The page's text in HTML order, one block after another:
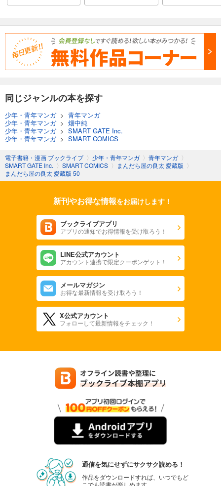
同じジャンルの本を探す
少年・青年マンガ> 青年マンガ
少年・青年マンガ> 畑中純
少年・青年マンガ> SMART GATE Inc.
少年・青年マンガ> SMART COMICS
電子書籍・漫画 ブックライブ 〉 少年・青年マンガ 〉 青年マンガ 〉
SMART GATE Inc. 〉 SMART COMICS 〉 まんだら屋の良太 愛蔵版 〉
まんだら屋の良太 愛蔵版 50
新刊やお得な情報をお届けします！
ブックライブアプリ
アプリの通知でお得情報を受け取ろう！
LINE公式アカウント
アカウント連携で限定クーポンゲット！
メールマガジン
お得な最新情報を受け取ろう！
X公式アカウント
フォローして最新情報をチェック！
通信を気にせずにサクサク読める！
作品をダウンロードすれば、いつでもど